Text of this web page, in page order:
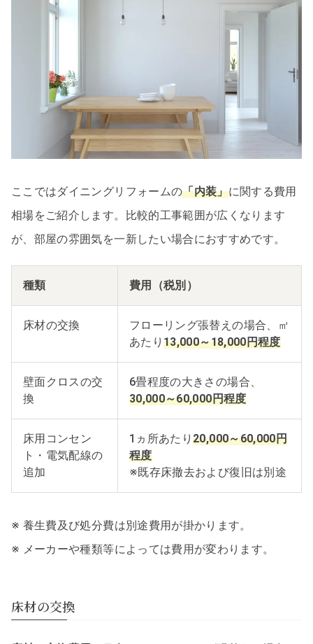
ここではダイニングリフォームの「内装」に関する費用
相場をご紹介します。比較的工事範囲が広くなります
が、部屋の雰囲気を一新したい場合におすすめです。
種類 費用（税別）
床材の交換
フローリング張替えの場合、㎡
あたり13,000～18,000円程度
壁面クロスの交
換
6畳程度の大きさの場合、
30,000～60,000円程度
床用コンセン
ト・電気配線の
追加
1ヵ所あたり20,000～60,000円
程度
※既存床撤去および復旧は別途
※ 養生費及び処分費は別途費用が掛かります。
※ メーカーや種類等によっては費用が変わります。
床材の交換